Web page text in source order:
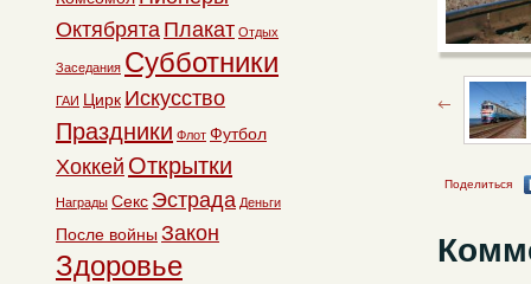
Поделиться
Октябрята Плакат Отдых
Заседания Субботники
ГАИ Цирк Искусство
Праздники Флот Футбол
Хоккей Открытки
Награды Секс Эстрада Деньги
После войны Закон
Здоровье